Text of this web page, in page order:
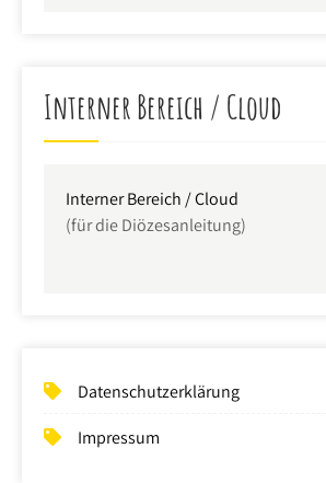
Interner Bereich / Cloud
Interner Bereich / Cloud
(für die Diözesanleitung)
Datenschutzerklärung
Impressum